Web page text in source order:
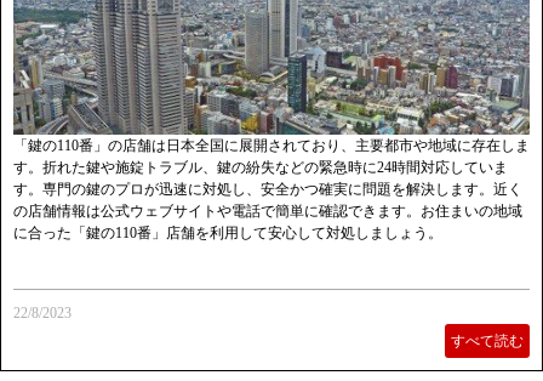
「鍵の110番」の店舗は日本全国に展開されており、主要都市や地域に存在しま
す。折れた鍵や施錠トラブル、鍵の紛失などの緊急時に24時間対応していま
す。専門の鍵のプロが迅速に対処し、安全かつ確実に問題を解決します。近く
の店舗情報は公式ウェブサイトや電話で簡単に確認できます。お住まいの地域
に合った「鍵の110番」店舗を利用して安心して対処しましょう。
22/8/2023
すべて読む